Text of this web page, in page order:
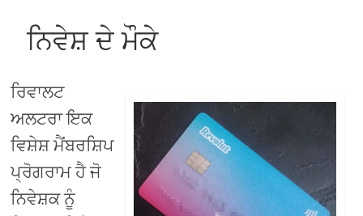
ਨਿਵੇਸ਼ ਦੇ ਮੌਕੇ
ਰਿਵਾਲਟ
ਅਲਟਰਾ ਇਕ
ਵਿਸ਼ੇਸ਼ ਮੈਂਬਰਸ਼ਿਪ
ਪ੍ਰੋਗਰਾਮ ਹੈ ਜੋ
ਨਿਵੇਸ਼ਕ ਨੂੰ